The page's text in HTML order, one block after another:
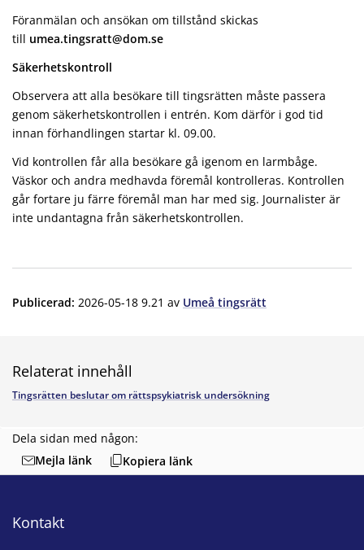
Föranmälan och ansökan om tillstånd skickas
till umea.tingsratt@dom.se
Säkerhetskontroll
Observera att alla besökare till tingsrätten måste passera
genom säkerhetskontrollen i entrén. Kom därför i god tid
innan förhandlingen startar kl. 09.00.
Vid kontrollen får alla besökare gå igenom en larmbåge.
Väskor och andra medhavda föremål kontrolleras. Kontrollen
går fortare ju färre föremål man har med sig. Journalister är
inte undantagna från säkerhetskontrollen.
Publicerad: 2026-05-18 9.21 av Umeå tingsrätt
Dela sidan med någon:
Mejla länk
Kopiera länk
Relaterat innehåll
Tingsrätten beslutar om rättspsykiatrisk undersökning
Kontakt